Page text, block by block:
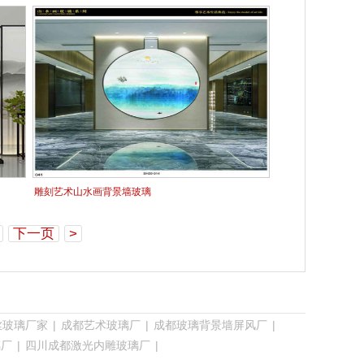
雕刻艺术山水画背景墙玻璃
下一页 >
璃厂家 | 成都艺术玻璃厂 | 成都玻璃背景墙屏风厂 |
| 四川成都激光内雕玻璃厂 |